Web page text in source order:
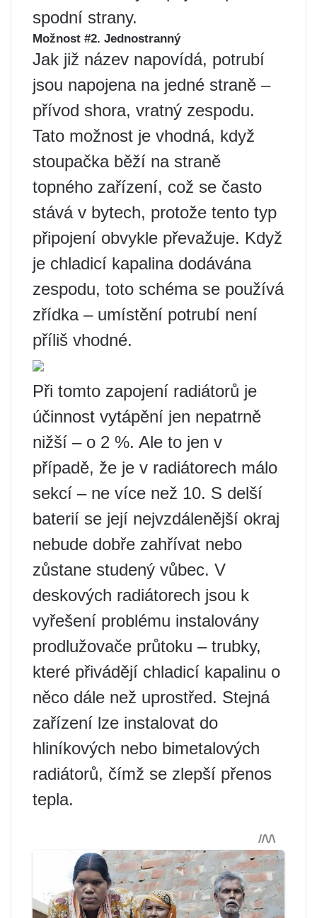
spodní strany.
Možnost #2. Jednostranný
Jak již název napovídá, potrubí
jsou napojena na jedné straně –
přívod shora, vratný zespodu.
Tato možnost je vhodná, když
stoupačka běží na straně
topného zařízení, což se často
stává v bytech, protože tento typ
připojení obvykle převažuje. Když
je chladicí kapalina dodávána
zespodu, toto schéma se používá
zřídka – umístění potrubí není
příliš vhodné.
Při tomto zapojení radiátorů je
účinnost vytápění jen nepatrně
nižší – o 2 %. Ale to jen v
případě, že je v radiátorech málo
sekcí – ne více než 10. S delší
baterií se její nejvzdálenější okraj
nebude dobře zahřívat nebo
zůstane studený vůbec. V
deskových radiátorech jsou k
vyřešení problému instalovány
prodlužovače průtoku – trubky,
které přivádějí chladicí kapalinu o
něco dále než uprostřed. Stejná
zařízení lze instalovat do
hliníkových nebo bimetalových
radiátorů, čímž se zlepší přenos
tepla.